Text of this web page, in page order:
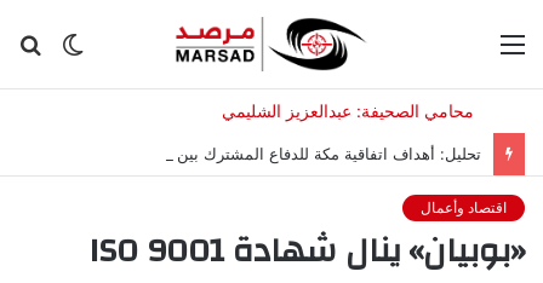
الوضع
اقتصاد وأعمال
«بوبيان» ينال شهادة 9001 ISO